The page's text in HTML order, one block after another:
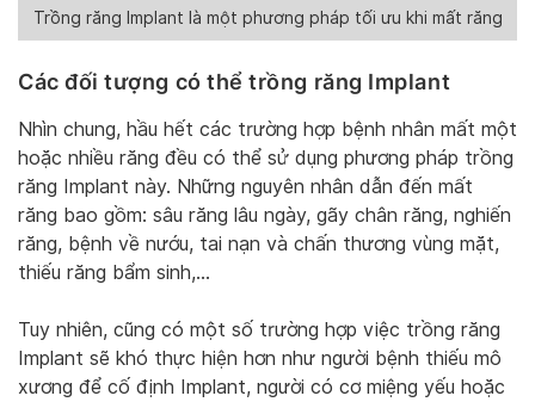
Trồng răng Implant là một phương pháp tối ưu khi mất răng
Các đối tượng có thể trồng răng Implant
Nhìn chung, hầu hết các trường hợp bệnh nhân mất một
hoặc nhiều răng đều có thể sử dụng phương pháp trồng
răng Implant này. Những nguyên nhân dẫn đến mất
răng bao gồm: sâu răng lâu ngày, gãy chân răng, nghiến
răng, bệnh về nướu, tai nạn và chấn thương vùng mặt,
thiếu răng bẩm sinh,…
Tuy nhiên, cũng có một số trường hợp việc trồng răng
Implant sẽ khó thực hiện hơn như người bệnh thiếu mô
xương để cố định Implant, người có cơ miệng yếu hoặc